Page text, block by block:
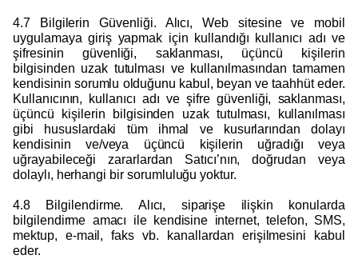
4.7 Bilgilerin Güvenliği. Alıcı, Web sitesine ve mobil
uygulamaya giriş yapmak için kullandığı kullanıcı adı ve
şifresinin güvenliği, saklanması, üçüncü kişilerin
bilgisinden uzak tutulması ve kullanılmasından tamamen
kendisinin sorumlu olduğunu kabul, beyan ve taahhüt eder.
Kullanıcının, kullanıcı adı ve şifre güvenliği, saklanması,
üçüncü kişilerin bilgisinden uzak tutulması, kullanılması
gibi hususlardaki tüm ihmal ve kusurlarından dolayı
kendisinin ve/veya üçüncü kişilerin uğradığı veya
uğrayabileceği zararlardan Satıcı’nın, doğrudan veya
dolaylı, herhangi bir sorumluluğu yoktur.
4.8 Bilgilendirme. Alıcı, siparişe ilişkin konularda
bilgilendirme amacı ile kendisine internet, telefon, SMS,
mektup, e-mail, faks vb. kanallardan erişilmesini kabul
eder.